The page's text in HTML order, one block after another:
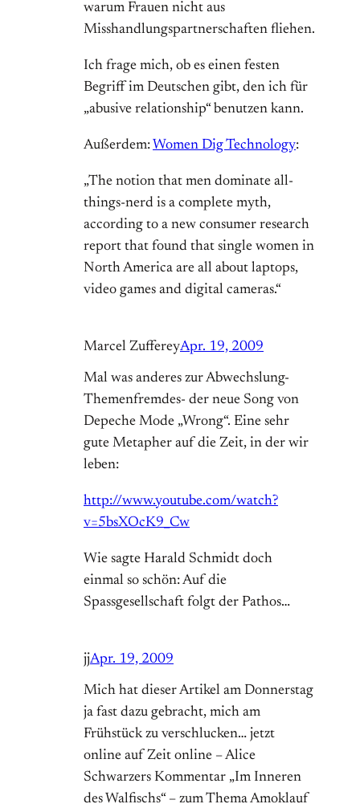
warum Frauen nicht aus
Misshandlungspartnerschaften fliehen.
Ich frage mich, ob es einen festen
Begriff im Deutschen gibt, den ich für
„abusive relationship“ benutzen kann.
Außerdem: Women Dig Technology:
„The notion that men dominate all-
things-nerd is a complete myth,
according to a new consumer research
report that found that single women in
North America are all about laptops,
video games and digital cameras.“
Marcel ZuffereyApr. 19, 2009
Mal was anderes zur Abwechslung-
Themenfremdes- der neue Song von
Depeche Mode „Wrong“. Eine sehr
gute Metapher auf die Zeit, in der wir
leben:
http://www.youtube.com/watch?
v=5bsXOcK9_Cw
Wie sagte Harald Schmidt doch
einmal so schön: Auf die
Spassgesellschaft folgt der Pathos…
jjApr. 19, 2009
Mich hat dieser Artikel am Donnerstag
ja fast dazu gebracht, mich am
Frühstück zu verschlucken… jetzt
online auf Zeit online – Alice
Schwarzers Kommentar „Im Inneren
des Walfischs“ – zum Thema Amoklauf